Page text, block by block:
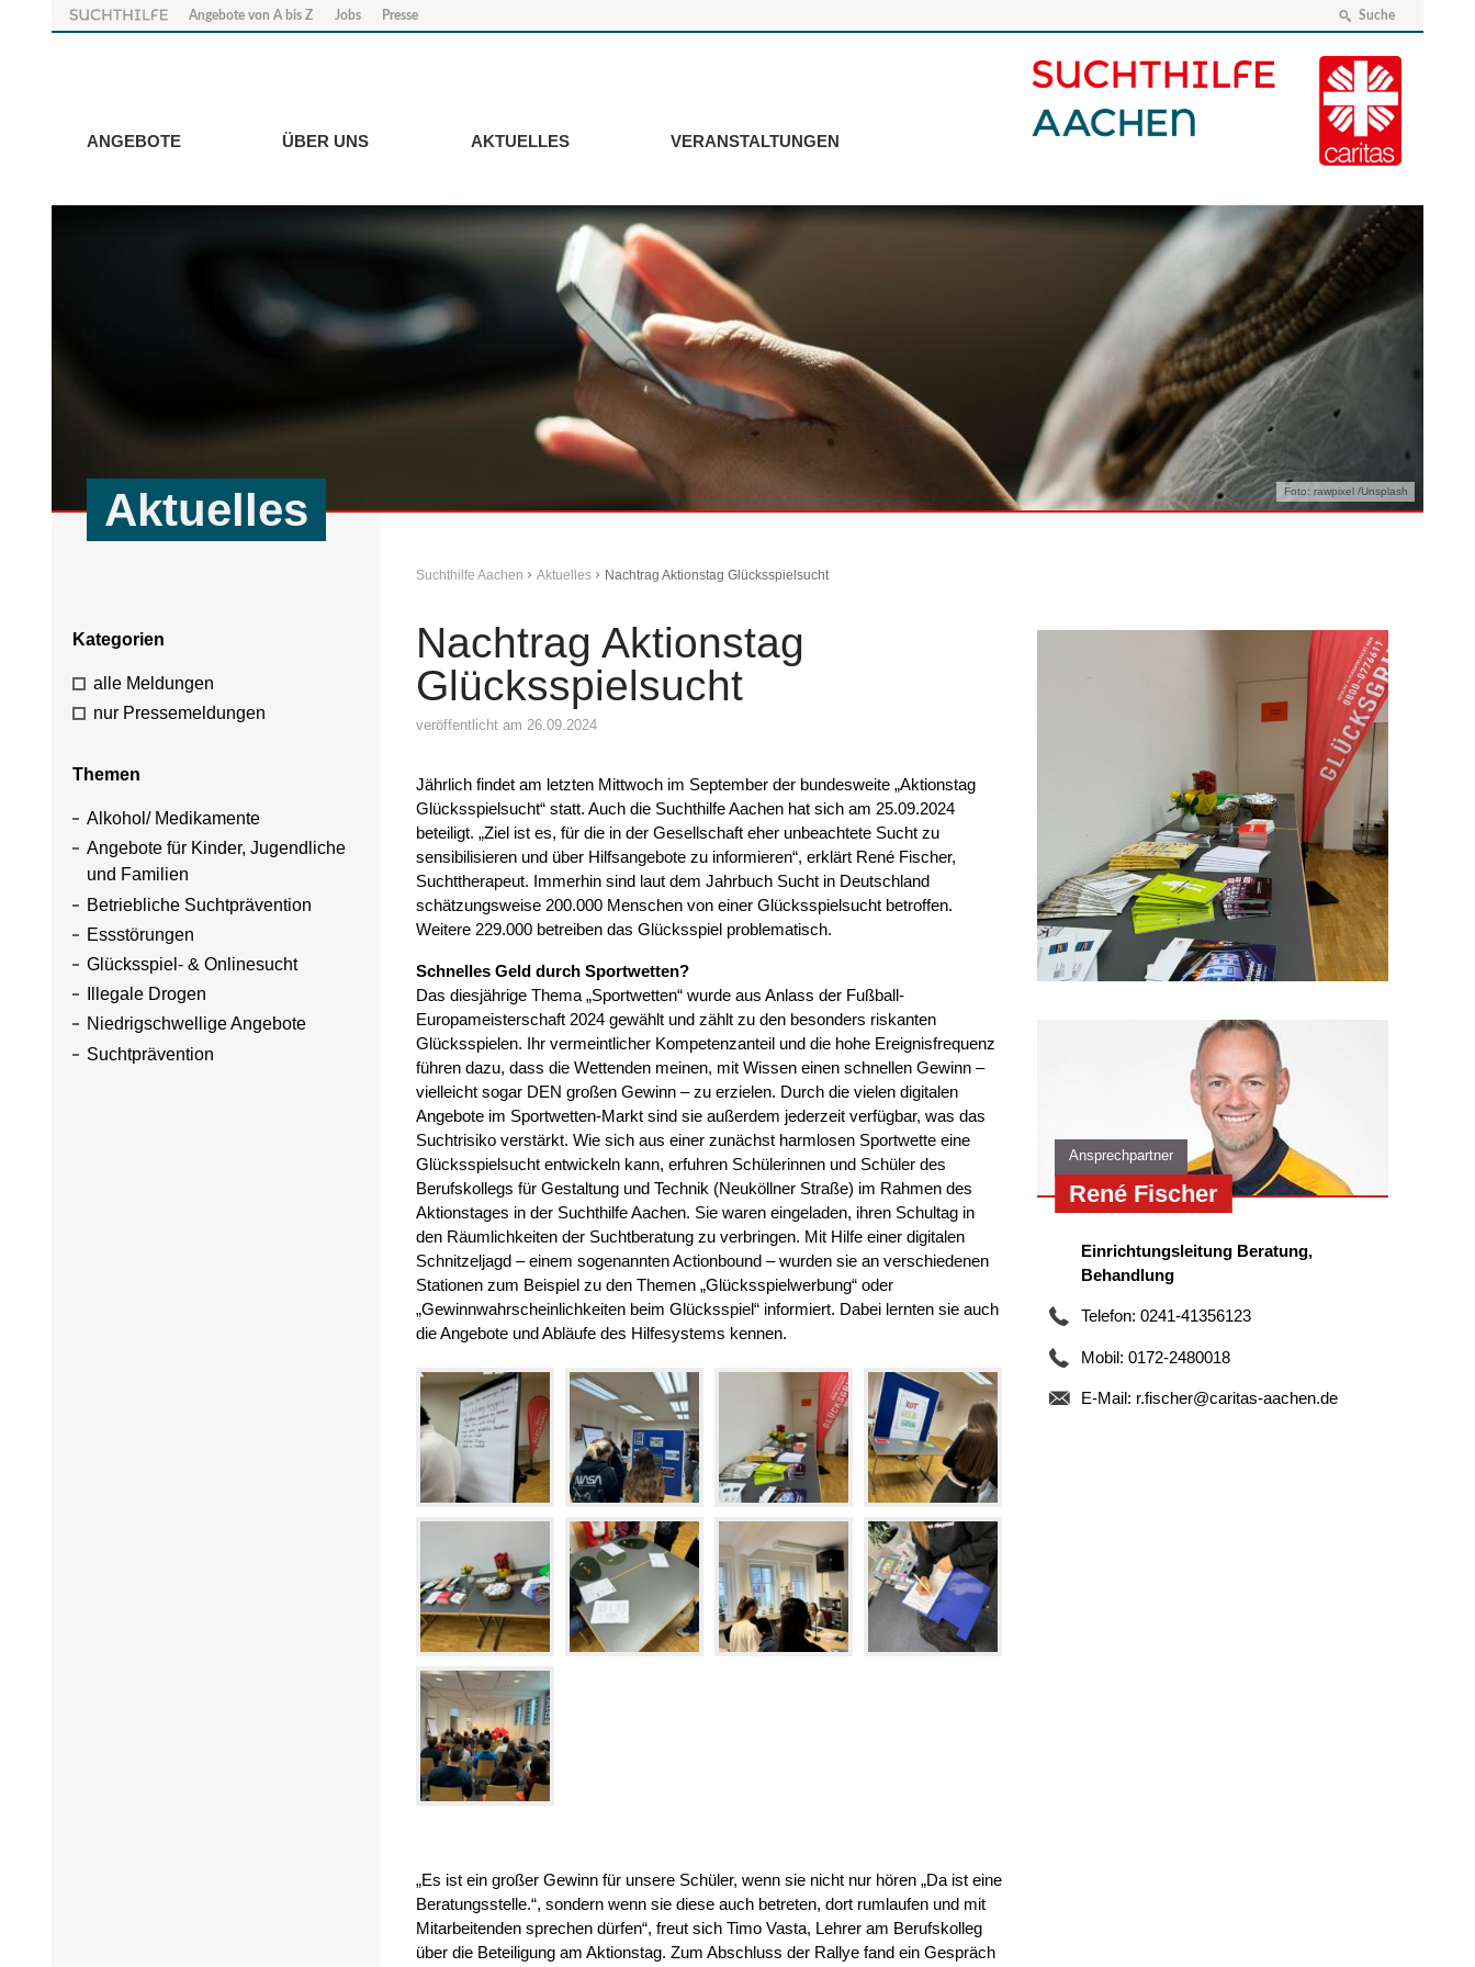
Angebote von A bis Z Jobs Presse Suche
ANGEBOTE ÜBER UNS AKTUELLES VERANSTALTUNGEN
Aktuelles Foto: rawpixel /Unsplash
Kategorien
alle Meldungen
nur Pressemeldungen
Themen
Alkohol/ Medikamente
Angebote für Kinder, Jugendliche
und Familien
Betriebliche Suchtprävention
Essstörungen
Glücksspiel- & Onlinesucht
Illegale Drogen
Niedrigschwellige Angebote
Suchtprävention
Suchthilfe Aachen Aktuelles Nachtrag Aktionstag Glücksspielsucht
Nachtrag Aktionstag
Glücksspielsucht
veröffentlicht am 26.09.2024
Jährlich findet am letzten Mittwoch im September der bundesweite „Aktionstag
Glücksspielsucht“ statt. Auch die Suchthilfe Aachen hat sich am 25.09.2024
beteiligt. „Ziel ist es, für die in der Gesellschaft eher unbeachtete Sucht zu
sensibilisieren und über Hilfsangebote zu informieren“, erklärt René Fischer,
Suchttherapeut. Immerhin sind laut dem Jahrbuch Sucht in Deutschland
schätzungsweise 200.000 Menschen von einer Glücksspielsucht betroffen.
Weitere 229.000 betreiben das Glücksspiel problematisch.
Schnelles Geld durch Sportwetten?
Das diesjährige Thema „Sportwetten“ wurde aus Anlass der Fußball-
Europameisterschaft 2024 gewählt und zählt zu den besonders riskanten
Glücksspielen. Ihr vermeintlicher Kompetenzanteil und die hohe Ereignisfrequenz
führen dazu, dass die Wettenden meinen, mit Wissen einen schnellen Gewinn –
vielleicht sogar DEN großen Gewinn – zu erzielen. Durch die vielen digitalen
Angebote im Sportwetten-Markt sind sie außerdem jederzeit verfügbar, was das
Suchtrisiko verstärkt. Wie sich aus einer zunächst harmlosen Sportwette eine
Glücksspielsucht entwickeln kann, erfuhren Schülerinnen und Schüler des
Berufskollegs für Gestaltung und Technik (Neuköllner Straße) im Rahmen des
Aktionstages in der Suchthilfe Aachen. Sie waren eingeladen, ihren Schultag in
den Räumlichkeiten der Suchtberatung zu verbringen. Mit Hilfe einer digitalen
Schnitzeljagd – einem sogenannten Actionbound – wurden sie an verschiedenen
Stationen zum Beispiel zu den Themen „Glücksspielwerbung“ oder
„Gewinnwahrscheinlichkeiten beim Glücksspiel“ informiert. Dabei lernten sie auch
die Angebote und Abläufe des Hilfesystems kennen.
„Es ist ein großer Gewinn für unsere Schüler, wenn sie nicht nur hören „Da ist eine
Beratungsstelle.“, sondern wenn sie diese auch betreten, dort rumlaufen und mit
Mitarbeitenden sprechen dürfen“, freut sich Timo Vasta, Lehrer am Berufskolleg
über die Beteiligung am Aktionstag. Zum Abschluss der Rallye fand ein Gespräch
Ansprechpartner
René Fischer
Einrichtungsleitung Beratung,
Behandlung
Telefon: 0241-41356123
Mobil: 0172-2480018
E-Mail: r.fischer@caritas-aachen.de